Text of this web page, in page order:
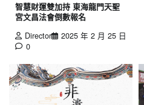
智慧財運雙加持 東海龍門天聖
宮文昌法會倒數報名
Director
2025 年 2 月 25 日
0